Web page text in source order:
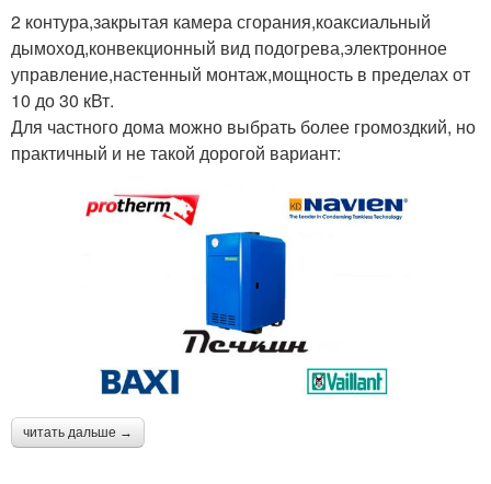
2 контура,закрытая камера сгорания,коаксиальный
дымоход,конвекционный вид подогрева,электронное
управление,настенный монтаж,мощность в пределах от
10 до 30 кВт.
Для частного дома можно выбрать более громоздкий, но
практичный и не такой дорогой вариант:
читать дальше →